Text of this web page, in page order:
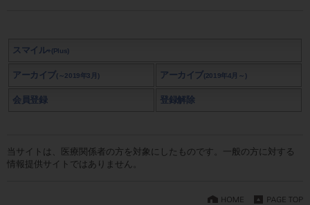
スマイル+(Plus)
アーカイブ(～2019年3月) アーカイブ(2019年4月～)
会員登録 登録解除
当サイトは、医療関係者の方を対象にしたものです。一般の方に対する
情報提供サイトではありません。